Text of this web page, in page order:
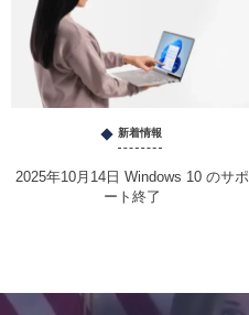
新着情報
2025年10月14日 Windows 10 のサポ
ート終了